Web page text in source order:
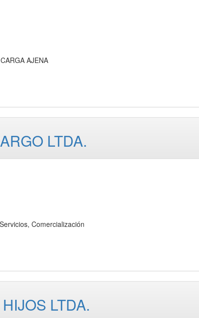
AJENA
LTDA.
Comercialización
LTDA.